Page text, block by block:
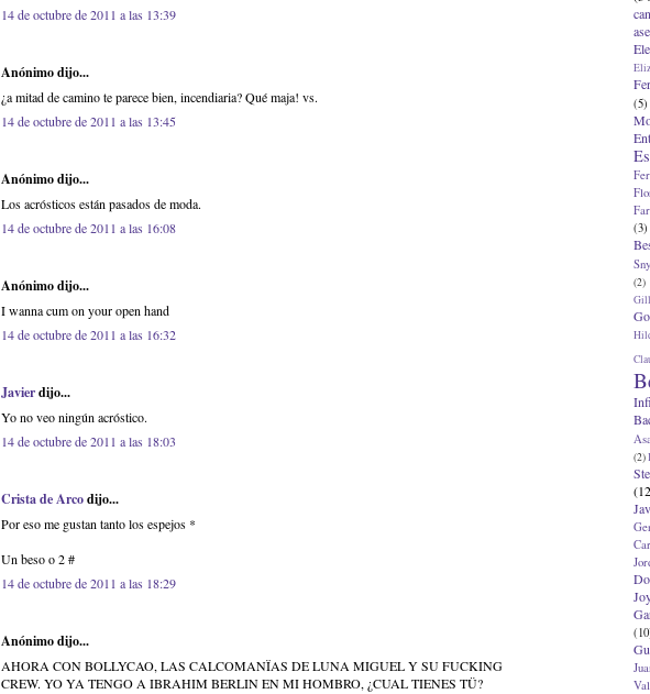
14 de octubre de 2011 a las 13:39
Anónimo dijo...
¿a mitad de camino te parece bien, incendiaria? Qué maja! vs.
14 de octubre de 2011 a las 13:45
Anónimo dijo...
Los acrósticos están pasados de moda.
14 de octubre de 2011 a las 16:08
Anónimo dijo...
I wanna cum on your open hand
14 de octubre de 2011 a las 16:32
Javierdijo...
Yo no veo ningún acróstico.
14 de octubre de 2011 a las 18:03
Crista de Arcodijo...
Por eso me gustan tanto los espejos *
Un beso o 2 #
14 de octubre de 2011 a las 18:29
Anónimo dijo...
AHORA CON BOLLYCAO, LAS CALCOMANÏAS DE LUNA MIGUEL Y SU FUCKING
CREW. YO YA TENGO A IBRAHIM BERLIN EN MI HOMBRO, ¿CUAL TIENES TÜ?
(5)
(3)
(2)
(2)